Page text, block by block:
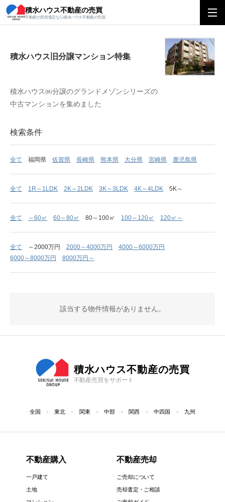
積水ハウス不動産の売買
不動産の売却査定なら積水ハウス不動産の売買
積水ハウス旧分譲マンション特集
積水ハウス旧分譲マンション特集
積水ハウス㈱分譲のグランドメゾンシリーズの
中古マンションを集めました
検索条件
全て 福岡県 佐賀県 長崎県 熊本県 大分県 宮崎県 鹿児島県
全て 1R～1LDK 2K～2LDK 3K～3LDK 4K～4LDK 5K～
全て ～60㎡ 60～80㎡ 80～100㎡ 100～120㎡ 120㎡～
全て ～2000万円 2000～4000万円
4000～6000万円
6000～8000万円
8000万円～
該当する物件情報がありません。
積水ハウス不動産の売買
不動産売買をサポート
全国 東北 関東 中部 関西 中四国 九州
不動産購入
一戸建て
土地
不動産売却
ご売却について
売却査定・ご相談